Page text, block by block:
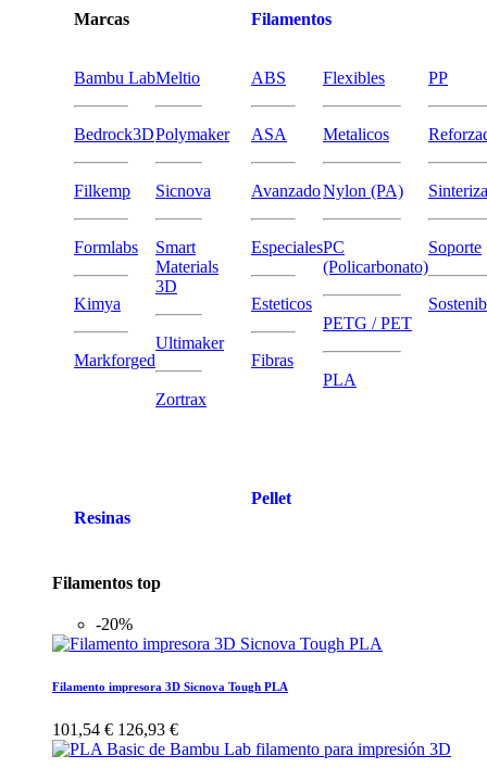
Marcas
Bambu Lab
Bedrock3D
Filkemp
Formlabs
Kimya
Markforged
Meltio
Polymaker
Sicnova
Smart
Materials
3D
Ultimaker
Zortrax
Resinas
Filamentos
ABS
ASA
Avanzado
Especiales
Esteticos
Fibras
Flexibles
Metalicos
Nylon (PA)
PC
(Policarbonato)
PETG / PET
PLA
PP
Soporte
Pellet
Filamentos top
-20%
Filamento impresora 3D Sicnova Tough PLA
101,54 € 126,93 €